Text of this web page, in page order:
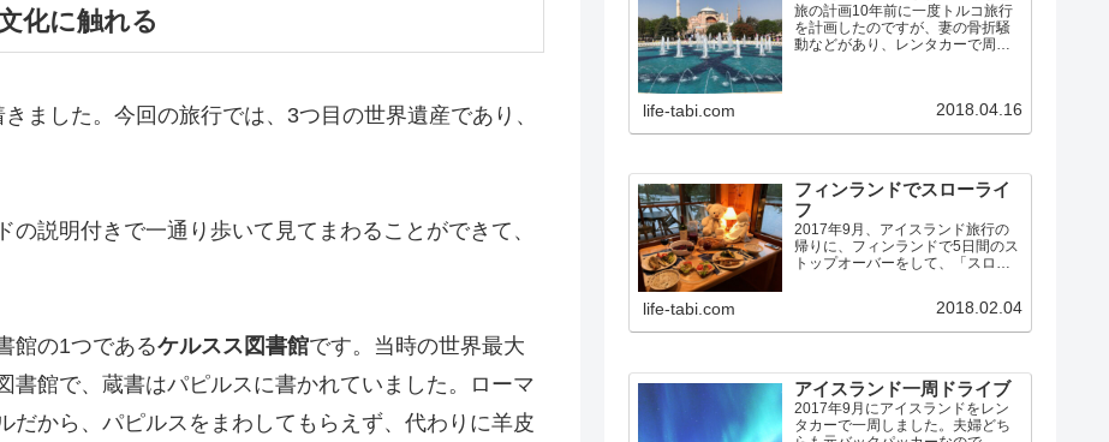
化に触れる
きました。今回の旅行では、3つ目の世界遺産であり、
説明付きで一通り歩いて見てまわることができて、
館の1つであるケルスス図書館です。当時の世界最大
書館で、蔵書はパピルスに書かれていました。ローマ
だから、パピルスをまわしてもらえず、代わりに羊皮
旅の計画10年前に一度トルコ旅行
を計画したのですが、妻の骨折騒
動などがあり、レンタカーで周れ
が、航空券が高かったり、治安が
life-tabi.com 2018.04.16
フィンランドでスローライ
フ
2017年9月、アイスランド旅行の
帰りに、フィンランドで5日間のス
トップオーバーをして、「スロー
前半は、普通の観光旅行です。後
半が、スローライフ体験です。大
life-tabi.com 2018.02.04
アイスランド一周ドライブ
2017年9月にアイスランドをレン
タカーで一周しました。夫婦どち